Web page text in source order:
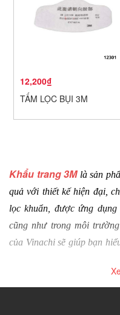
12,200₫
TẤM LỌC BỤI 3M
Khẩu trang 3M là sản
quả với thiết kế hiện đại,
lọc khuẩn, được ứng
cũng như trong môi
của Vinachi sẽ giúp bạn